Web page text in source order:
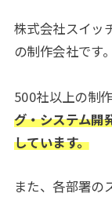
株式会社スイッ
の制作会社です。
500社以上の制
グ・システム開
しています。
また、各部署の